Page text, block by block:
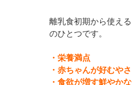
離乳食初期から使え
のひとつです。
・栄養満点
・赤ちゃんが好むや
・食欲が増す鮮やか